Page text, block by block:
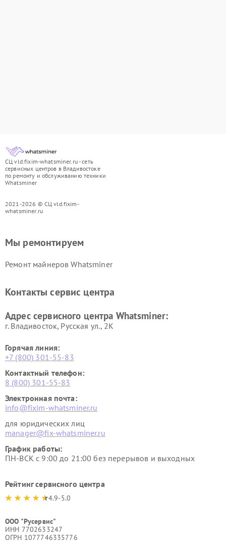
СЦ vld.fixim-whatsminer.ru - сеть
сервисных центров в Владивостоке
по ремонту и обслуживанию техники
Whatsminer
2021-2026 © СЦ vld.fixim-
whatsminer.ru
Мы ремонтируем
Ремонт майнеров Whatsminer
Контакты сервис центра
Адрес сервисного центра Whatsminer:
г. Владивосток, Русская ул., 2К
Горячая линия:
+7 (800) 301-55-83
Контактный телефон:
8 (800) 301-55-83
Электронная почта:
info@fixim-whatsminer.ru
для юридических лиц
manager@fix-whatsminer.ru
График работы:
ПН-ВСК с 9:00 до 21:00 без перерывов и выходных
Рейтинг сервисного центра
4.9-5.0
ООО "Русервис"
ИНН 7702633247
ОГРН 1077746335776